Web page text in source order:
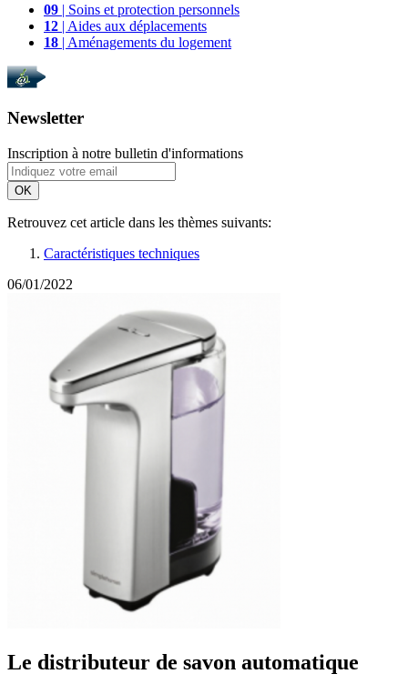
09 | Soins et protection personnels
12 | Aides aux déplacements
18 | Aménagements du logement
Newsletter
Inscription à notre bulletin d'informations
OK
Retrouvez cet article dans les thèmes suivants:
Caractéristiques techniques
06/01/2022
Le distributeur de savon automatique